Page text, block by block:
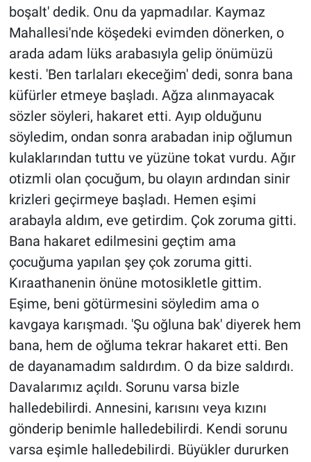
boşalt' dedik. Onu da yapmadılar. Kaymaz
Mahallesi'nde köşedeki evimden dönerken, o
arada adam lüks arabasıyla gelip önümüzü
kesti. 'Ben tarlaları ekeceğim' dedi, sonra bana
küfürler etmeye başladı. Ağza alınmayacak
sözler söyleri, hakaret etti. Ayıp olduğunu
söyledim, ondan sonra arabadan inip oğlumun
kulaklarından tuttu ve yüzüne tokat vurdu. Ağır
otizmli olan çocuğum, bu olayın ardından sinir
krizleri geçirmeye başladı. Hemen eşimi
arabayla aldım, eve getirdim. Çok zoruma gitti.
Bana hakaret edilmesini geçtim ama
çocuğuma yapılan şey çok zoruma gitti.
Kıraathanenin önüne motosikletle gittim.
Eşime, beni götürmesini söyledim ama o
kavgaya karışmadı. 'Şu oğluna bak' diyerek hem
bana, hem de oğluma tekrar hakaret etti. Ben
de dayanamadım saldırdım. O da bize saldırdı.
Davalarımız açıldı. Sorunu varsa bizle
halledebilirdi. Annesini, karısını veya kızını
gönderip benimle halledebilirdi. Kendi sorunu
varsa eşimle halledebilirdi. Büyükler dururken